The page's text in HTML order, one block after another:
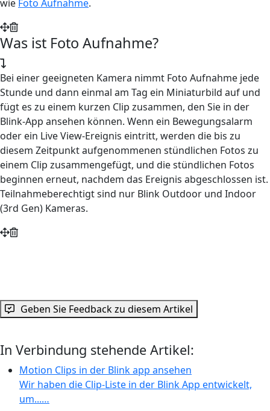
wie Foto Aufnahme.
Was ist Foto Aufnahme?
Bei einer geeigneten Kamera nimmt Foto Aufnahme jede
Stunde und dann einmal am Tag ein Miniaturbild auf und
fügt es zu einem kurzen Clip zusammen, den Sie in der
Blink-App ansehen können. Wenn ein Bewegungsalarm
oder ein Live View-Ereignis eintritt, werden die bis zu
diesem Zeitpunkt aufgenommenen stündlichen Fotos zu
einem Clip zusammengefügt, und die stündlichen Fotos
beginnen erneut, nachdem das Ereignis abgeschlossen ist.
Teilnahmeberechtigt sind nur Blink Outdoor und Indoor
(3rd Gen) Kameras.
Geben Sie Feedback zu diesem Artikel
In Verbindung stehende Artikel:
Motion Clips in der Blink app ansehen
Wir haben die Clip-Liste in der Blink App entwickelt,
um...…